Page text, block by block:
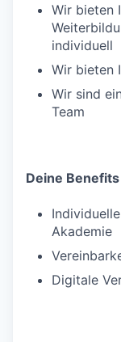
Wir bieten
individuell
Wir bieten
Wir sind
Team
Deine Benefits
Akademie
Digitale